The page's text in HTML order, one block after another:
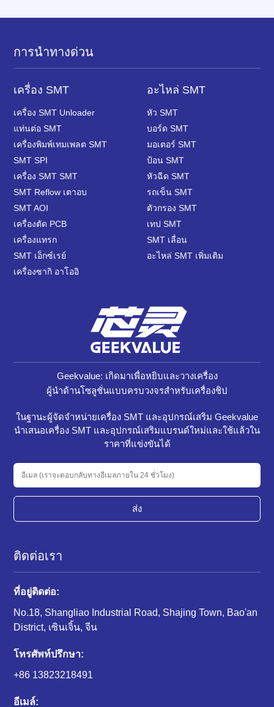
การนำทางด่วน
เครื่อง SMT
เครื่อง SMT Unloader
แท่นต่อ SMT
เครื่องพิมพ์เทมเพลต SMT
SMT SPI
เครื่อง SMT SMT
SMT Reflow เตาอบ
SMT AOI
เครื่องตัด PCB
เครื่องแทรก
SMT เอ็กซ์เรย์
เครื่องซากิ อาโออิ
อะไหล่ SMT
หัว SMT
บอร์ด SMT
มอเตอร์ SMT
ป้อน SMT
หัวฉีด SMT
รถเข็น SMT
ตัวกรอง SMT
เทป SMT
SMT เลื่อน
อะไหล่ SMT เพิ่มเติม
Geekvalue: เกิดมาเพื่อหยิบและวางเครื่อง
ผู้นำด้านโซลูชั่นแบบครบวงจรสำหรับเครื่องชิป
ในฐานะผู้จัดจำหน่ายเครื่อง SMT และอุปกรณ์เสริม Geekvalue
นำเสนอเครื่อง SMT และอุปกรณ์เสริมแบรนด์ใหม่และใช้แล้วใน
ราคาที่แข่งขันได้
ส่ง
ติดต่อเรา
ที่อยู่ติดต่อ:
No.18, Shangliao Industrial Road, Shajing Town, Bao'an
District, เซินเจิ้น, จีน
โทรศัพท์ปรึกษา:
+86 13823218491
อีเมล์: